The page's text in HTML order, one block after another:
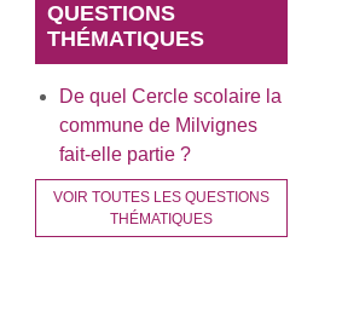
QUESTIONS
THÉMATIQUES
De quel Cercle scolaire la
commune de Milvignes
fait-elle partie ?
VOIR TOUTES LES QUESTIONS
THÉMATIQUES